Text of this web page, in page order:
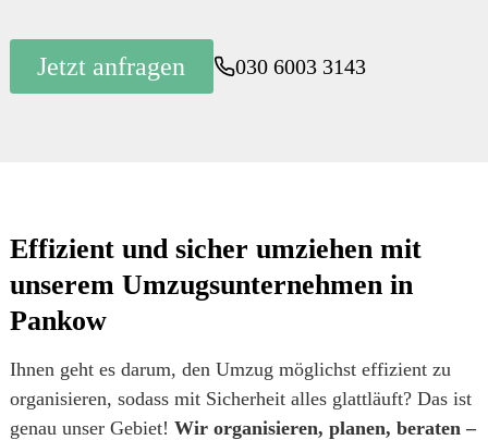
Jetzt anfragen 030 6003 3143
Effizient und sicher umziehen mit
unserem Umzugsunternehmen in
Pankow
Ihnen geht es darum, den Umzug möglichst effizient zu
organisieren, sodass mit Sicherheit alles glattläuft? Das ist
genau unser Gebiet! Wir organisieren, planen, beraten –